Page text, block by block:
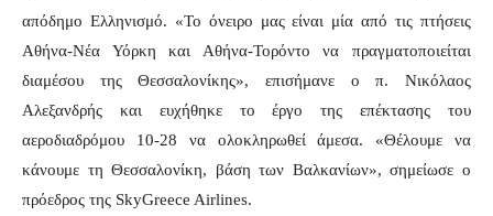
απόδημο Ελληνισμό. «Το όνειρο μας είναι μία από τις πτήσεις
Αθήνα-Νέα Υόρκη και Αθήνα-Τορόντο να πραγματοποιείται
διαμέσου της Θεσσαλονίκης», επισήμανε ο π. Νικόλαος
Αλεξανδρής και ευχήθηκε το έργο της επέκτασης του
αεροδιαδρόμου 10-28 να ολοκληρωθεί άμεσα. «Θέλουμε να
κάνουμε τη Θεσσαλονίκη, βάση των Βαλκανίων», σημείωσε ο
πρόεδρος της SkyGreece Airlines.